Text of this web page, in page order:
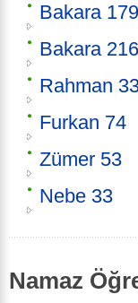
Bakara 179
Bakara 216
Rahman
Furkan 74
Zümer 53
Nebe 33
Namaz